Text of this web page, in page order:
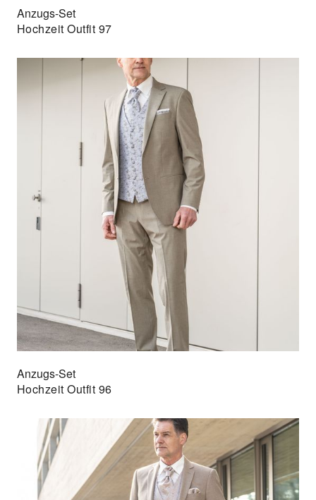
Anzugs-Set
Hochzeit Outfit 97
Anzugs-Set
Hochzeit Outfit 96